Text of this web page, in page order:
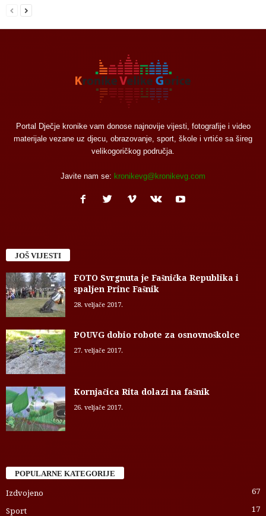
Portal Dječje kronike vam donose najnovije vijesti, fotografije i video
materijale vezane uz djecu, obrazovanje, sport, škole i vrtiće sa šireg
velikogoričkog područja.
Javite nam se: kronikevg@kronikevg.com
JOŠ VIJESTI
FOTO Svrgnuta je Fašnička Republika i
spaljen Princ Fašnik
28. veljače 2017.
POUVG dobio robote za osnovnoškolce
27. veljače 2017.
Kornjačica Rita dolazi na fašnik
26. veljače 2017.
POPULARNE KATEGORIJE
Izdvojeno 67
Sport 17